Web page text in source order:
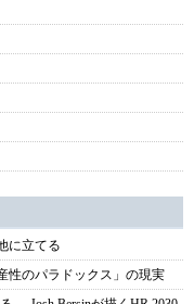
に立てる
性のパラドックス」の現実